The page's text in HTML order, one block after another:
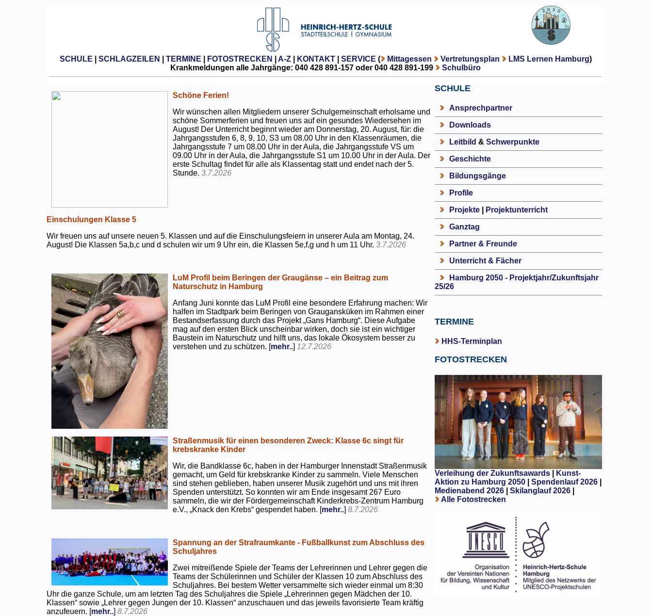
SCHULE SCHLAGZEILEN TERMINE FOTOSTRECKEN A-Z| KONTAKT| SERVICE ( Mittagessen Vertretungsplan LMS Lernen Hamburg)
Krankmeldungen alle Jahrgänge: 040 428 891-157 oder 040 428 891-199
Schulbüro
Schöne Ferien!
Wir wünschen allen Mitgliedern unserer Schulgemeinschaft erholsame und
schöne Sommerferien und freuen uns auf ein gesundes Wiedersehen im
August! Der Unterricht beginnt wieder am Donnerstag, 20. August, für: die
Jahrgangsstufen 6, 8, 9, 10, S3 um 08.00 Uhr in den Klassenräumen, die
Jahrgangsstufe 7 um 08.00 Uhr in der Aula, die Jahrgangsstufe VS um
09.00 Uhr in der Aula, die Jahrgangsstufe S1 um 10.00 Uhr in der Aula. Der
erste Schultag findet für alle als Klassentag statt und endet nach der 5.
Stunde.3.7.2026
Einschulungen Klasse 5
Wir freuen uns auf unsere neuen 5. Klassen und auf die Einschulungsfeiern in unserer Aula am Montag, 24.
August! Die Klassen 5a,b,c und d schulen wir um 9 Uhr ein, die Klassen 5e,f,g und h um 11 Uhr.3.7.2026
LuM Profil beim Beringen der Graugänse – ein Beitrag zum
Naturschutz in Hamburg
Anfang Juni konnte das LuM Profil eine besondere Erfahrung machen: Wir
halfen im Stadtpark beim Beringen von Graugansküken im Rahmen einer
Bestandserfassung durch das Projekt „Gans Hamburg“. Diese Aufgabe
mag auf den ersten Blick unscheinbar wirken, doch sie ist ein wichtiger
Baustein im Naturschutz und hilft uns, das lokale Ökosystem besser zu
verstehen und zu schützen. [mehr..] 12.7.2026
Straßenmusik für einen besonderen Zweck: Klasse 6c singt für
krebskranke Kinder
Wir, die Bandklasse 6c, haben in der Hamburger Innenstadt Straßenmusik
gemacht, um Geld für krebskranke Kinder zu sammeln. Viele Menschen
sind stehen geblieben, haben unserer Musik zugehört und uns mit ihren
Spenden unterstützt. So konnten wir am Ende insgesamt 267 Euro
sammeln, die wir der Fördergemeinschaft Kinderkrebs-Zentrum Hamburg
e.V., „Knack den Krebs“ gespendet haben. [mehr..]8.7.2026
Spannung an der Strafraumkante - Fußballkunst zum Abschluss des
Schuljahres
Zwei mitreißende Spiele der Teams der Lehrerinnen und Lehrer gegen die
Teams der Schülerinnen und Schüler der Klassen 10 zum Abschluss des
Schuljahres. Bei bestem Wetter versammelte sich wieder einmal um 8:30
Uhr die ganze Schule, um am letzten Tag des Schuljahres die Spiele „Lehrerinnen gegen Mädchen der 10.
Klassen“ sowie „Lehrer gegen Jungen der 10. Klassen“ anzuschauen und das jeweils favorisierte Team kräftig
anzufeuern. [mehr..]8.7.2026
SCHULE
Ansprechpartner
Downloads
Leitbild & Schwerpunkte
Geschichte
Bildungsgänge
Profile
Projekte| Projektunterricht
Ganztag
Partner & Freunde
Unterricht & Fächer
Hamburg 2050 - Projektjahr/Zukunftsjahr
25/26
TERMINE
HHS-Terminplan
FOTOSTRECKEN
Verleihung der Zukunftsawards|
Kunst-
Aktion zu Hamburg 2050
Spendenlauf 2026|
Medienabend 2026| Skilanglauf 2026|
Alle Fotostrecken